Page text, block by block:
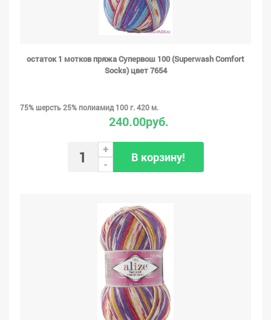
остаток 1 мотков пряжа Супервош 100 (Superwash Comfort
Socks) цвет 7654
75% шерсть 25% полиамид 100 г. 420 м.
240.00руб.
+
-
В корзину!